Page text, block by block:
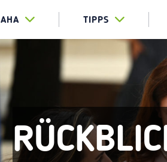
AHA TIPPS